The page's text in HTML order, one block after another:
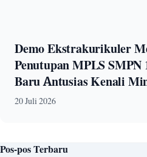
Demo Ekstrakurikuler
Penutupan MPLS SMPN
Baru Antusias Kenali
20 Juli 2026
Pos-pos Terbaru